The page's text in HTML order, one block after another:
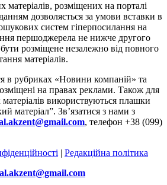
матеріалів, розміщених на порталі
дозволяється за умови вставки в
систем гіперпосилання на
першоджерела не нижче другого
розміщене незалежно від повного
матеріалів.
в рубриках «Новини компаній» та
на правах реклами. Також для
використвуються плашки
матеріал”. Зв’язатися з нами з
, телефон +38 (099)
| Редакційна політика